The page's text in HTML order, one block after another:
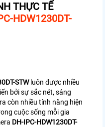
THỰC TẾ
HDW1230DT-
STWluôn được nhiều
bởi sự sắc nét, sáng
còn nhiều tính năng hiện
cuộc sống mỗi gia
DH-IPC-HDW1230DT-